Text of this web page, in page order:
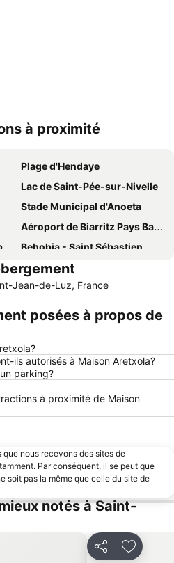
à proximité
Plage d'Hendaye
Lac de Saint-Pée-sur-Nivelle
Stade Municipal d'Anoeta
Aéroport de Biarritz Pays Basque
Behobia - Saint Sébastien
Grande Plage
La Grande Plage
La Côte des Basques
Gare du Nord de Saint Sébastien
La Fête du Piment d'Espelette
Port de plaisance d'Hendaye
Puerto de Pasajes
Rocher de la Vierge
Jean-de-Luz, France
posées à propos de
ils autorisés à Maison Aretxola?
parking?
à proximité de Maison
nous recevons des sites de
Par conséquent, il se peut que
soit pas la même que celle du site de
notés à Saint-
PartagerAjouter